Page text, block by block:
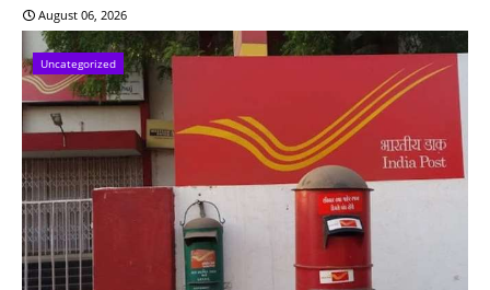
August 06, 2026
Uncategorized